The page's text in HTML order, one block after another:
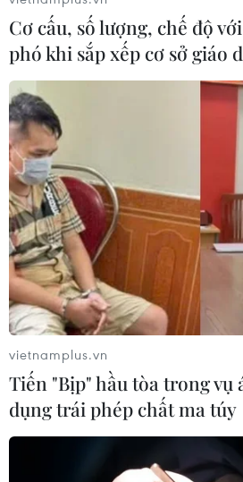
Cơ cấu, số lượng, chế độ
phó khi sắp xếp cơ sở giáo
vietnamplus.vn
Tiến "Bịp" hầu tòa trong vụ
dụng trái phép chất ma túy